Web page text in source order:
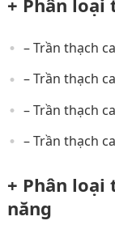
+ Phân loại
– Trần thạch
– Trần thạch
– Trần thạch
– Trần thạch
+ Phân
năng